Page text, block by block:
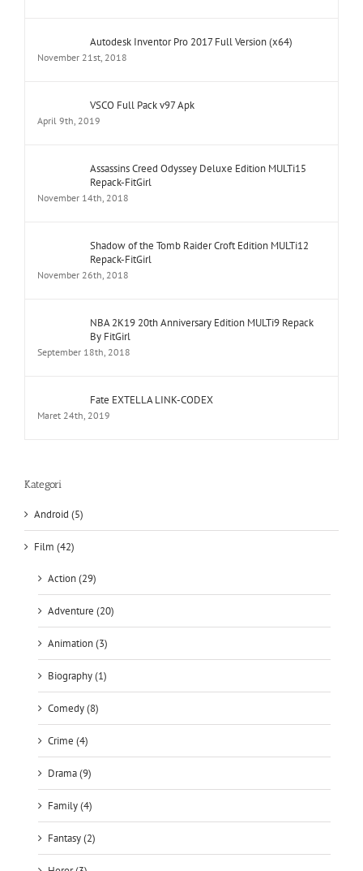
Autodesk Inventor Pro 2017 Full Version (x64)
November 21st, 2018
VSCO Full Pack v97 Apk
April 9th, 2019
Assassins Creed Odyssey Deluxe Edition MULTi15
Repack-FitGirl
November 14th, 2018
Shadow of the Tomb Raider Croft Edition MULTi12
Repack-FitGirl
November 26th, 2018
NBA 2K19 20th Anniversary Edition MULTi9 Repack
By FitGirl
September 18th, 2018
Fate EXTELLA LINK-CODEX
Maret 24th, 2019
Kategori
Android (5)
Film (42)
Action (29)
Adventure (20)
Animation (3)
Biography (1)
Comedy (8)
Crime (4)
Drama (9)
Family (4)
Fantasy (2)